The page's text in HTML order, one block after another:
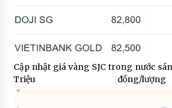
Cập nhật giá vàng SJC trong nước
Triệu